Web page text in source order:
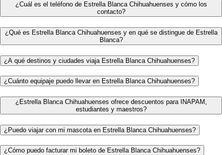
¿Cuál es el teléfono de Estrella Blanca Chihuahuenses y cómo los
contacto?
¿Qué es Estrella Blanca Chihuahuenses y en qué se distingue de Estrella
Blanca?
¿A qué destinos y ciudades viaja Estrella Blanca Chihuahuenses?
¿Cuánto equipaje puedo llevar en Estrella Blanca Chihuahuenses?
¿Estrella Blanca Chihuahuenses ofrece descuentos para INAPAM,
estudiantes y maestros?
¿Puedo viajar con mi mascota en Estrella Blanca Chihuahuenses?
¿Cómo puedo facturar mi boleto de Estrella Blanca Chihuahuenses?